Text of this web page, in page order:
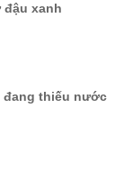
xanh
đang thiếu nước